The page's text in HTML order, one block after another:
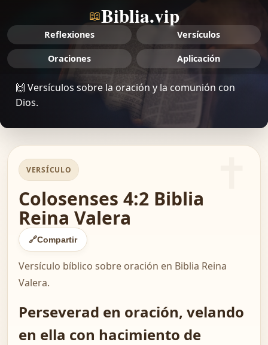
📖Biblia.vip
Reflexiones Versículos
Oraciones Aplicación
🙌 Versículos sobre la oración y la comunión con
Dios.
VERSÍCULO
Colosenses 4:2 Biblia
Reina Valera
🔗Compartir
Versículo bíblico sobre oración en Biblia Reina
Valera.
Perseverad en oración, velando
en ella con hacimiento de